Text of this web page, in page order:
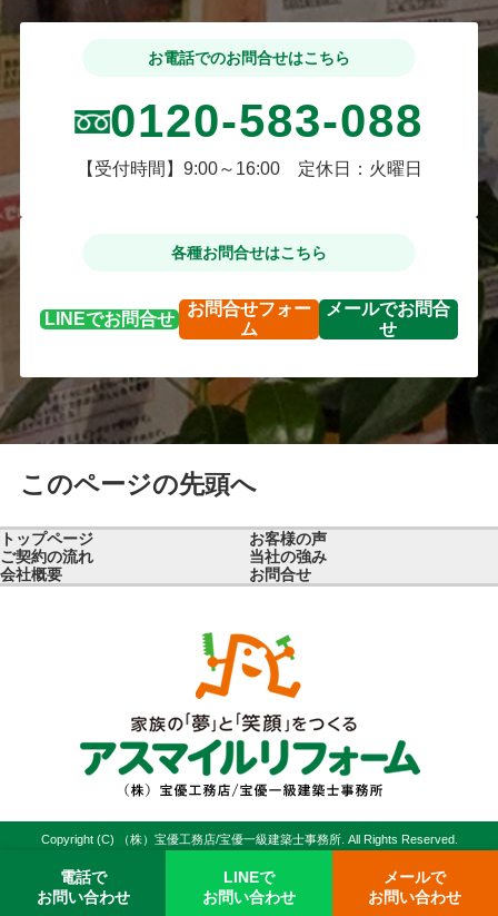
お電話でのお問合せはこちら
0120-583-088
【受付時間】9:00～16:00 定休日：火曜日
各種お問合せはこちら
LINEでお問合せ
お問合せフォー
ム
メールでお問合
せ
このページの先頭へ
トップページ
お客様の声
ご契約の流れ
当社の強み
会社概要
お問合せ
Copyright (C) （株）宝優工務店/宝優一級建築士事務所. All Rights Reserved.
電話で
お問い合わせ
LINEで
お問い合わせ
メールで
お問い合わせ